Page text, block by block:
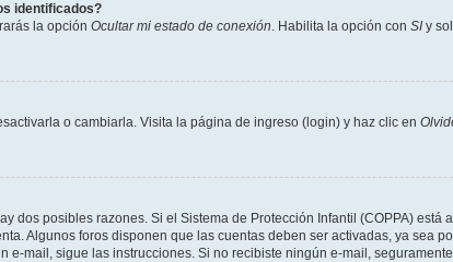
identificados?
la opción Ocultar mi estado de conexión. Habilita la opción con SI y
o cambiarla. Visita la página de ingreso (login) y haz clic en
dos posibles razones. Si el Sistema de Protección Infantil (COPPA)
Algunos foros disponen que las cuentas deben ser activadas, ya sea
mail, sigue las instrucciones. Si no recibiste ningún e-mail,